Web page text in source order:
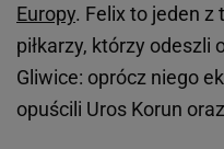
Europy. Felix to jeden
piłkarzy, którzy odeszli
Gliwice: oprócz niego
opuścili Uros Korun